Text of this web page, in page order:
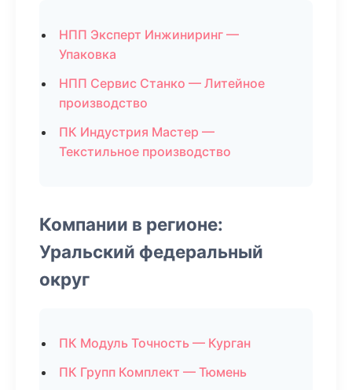
НПП Эксперт Инжиниринг —
Упаковка
НПП Сервис Станко — Литейное
производство
ПК Индустрия Мастер —
Текстильное производство
Компании в регионе:
Уральский федеральный
округ
ПК Модуль Точность — Курган
ПК Групп Комплект — Тюмень